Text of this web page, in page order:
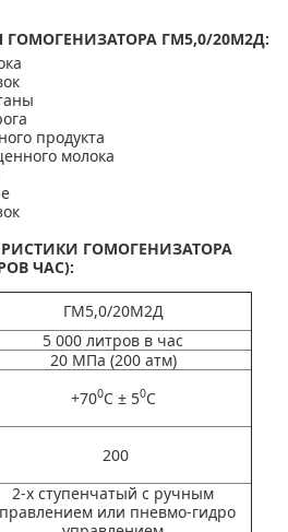
ГМ5,0/20М2Д:
продукта
молока
ГОМОГЕНИЗАТОРА
ЧАС):
ГМ5,0/20М2Д
5 000 литров в час
20 МПа (200 атм)
+700С± 50С
200
2-х ступенчатый с ручным
или пневмо-гидро